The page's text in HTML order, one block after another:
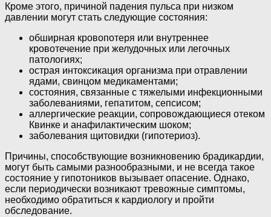
Кроме этого, причиной падения пульса при низком
давлении могут стать следующие состояния:
обширная кровопотеря или внутреннее
кровотечение при желудочных или легочных
патологиях;
острая интоксикация организма при отравлении
ядами, свинцом медикаментами;
состояния, связанные с тяжелыми инфекционными
заболеваниями, гепатитом, сепсисом;
аллергические реакции, сопровождающиеся отеком
Квинке и анафилактическим шоком;
заболевания щитовидки (гипотериоз).
Причины, способствующие возникновению брадикардии,
могут быть самыми разнообразными, и не всегда такое
состояние у гипотоников вызывает опасение. Однако,
если периодически возникают тревожные симптомы,
необходимо обратиться к кардиологу и пройти
обследование.